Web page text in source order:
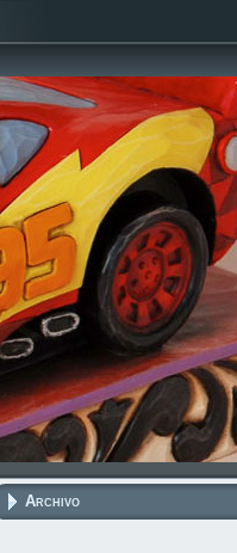
Archivo